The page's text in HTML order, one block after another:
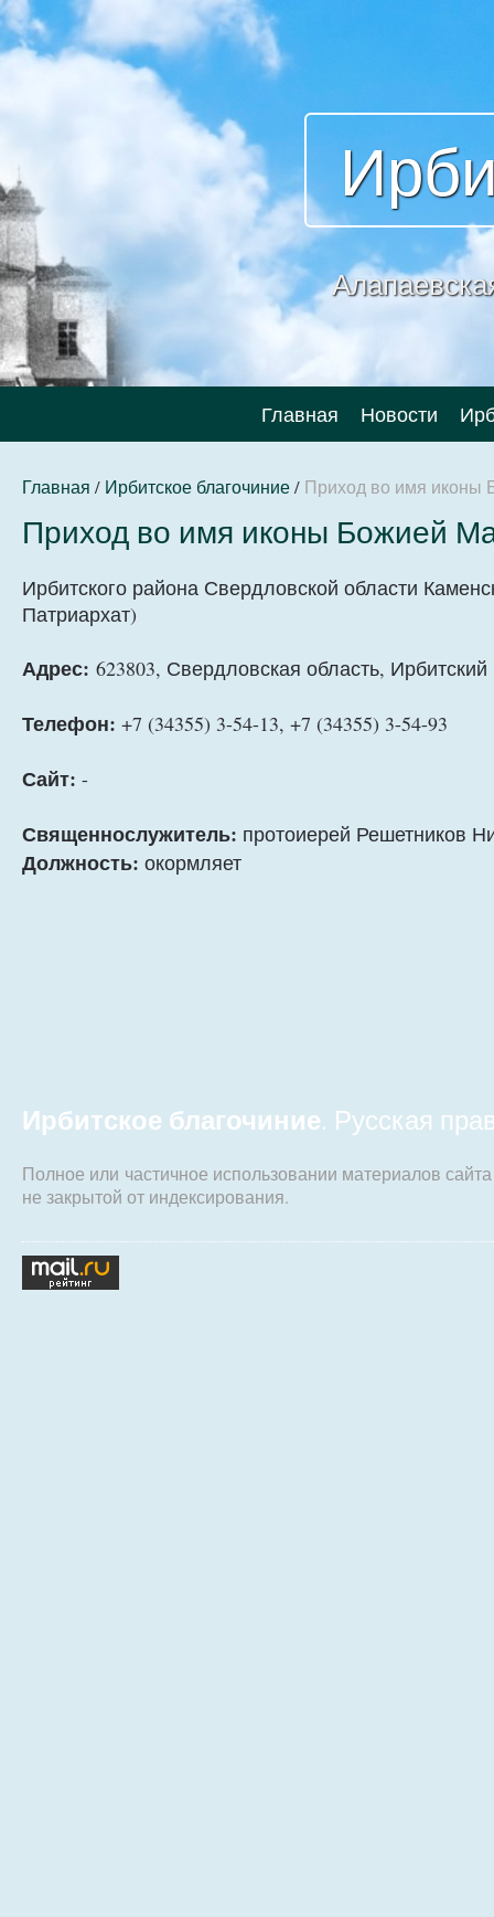
Главная Новости
Главная / Ирбитское благочиние/ Приход во имя иконы
Приход во имя иконы Божией
Ирбитского района Свердловской области
Патриархат)
Адрес: 623803, Свердловская область,
Телефон: +7 (34355) 3-54-13, +7 (34355) 3-54-93
Сайт: -
Священнослужитель: протоиерей Решетников
Должность: окормляет
Ирбитское благочиние. Русская
Полное или частичное использовании материалов
не закрытой от индексирования.